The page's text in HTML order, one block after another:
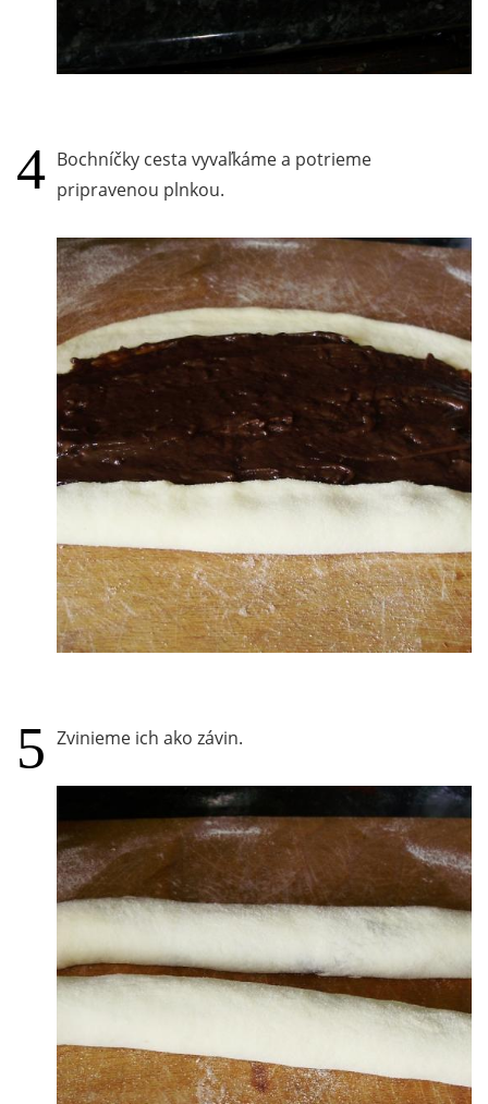
Bochníčky cesta vyvaľkáme a potrieme
pripravenou plnkou.
Zvinieme ich ako závin.